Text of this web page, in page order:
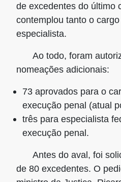
de excedentes do último
contemplou tanto o
especialista.
Ao todo, foram
nomeações adicionais:
73 aprovados para o
execução penal (atual
três para especialista
execução penal.
Antes do aval, foi
de 80 excedentes. O